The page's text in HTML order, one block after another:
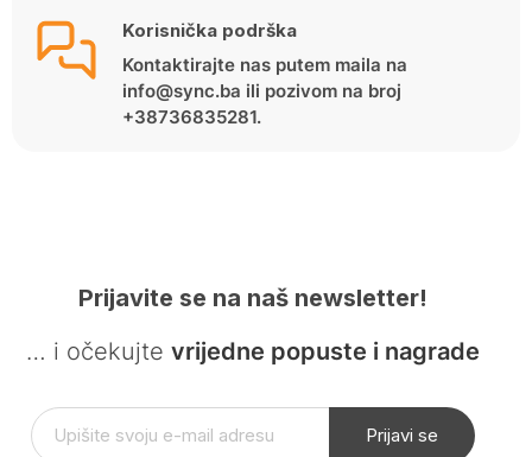
Korisnička podrška
Kontaktirajte nas putem maila na
info@sync.ba ili pozivom na broj
+38736835281.
Prijavite se na naš newsletter!
… i očekujte vrijedne popuste i nagrade
Prijavi se